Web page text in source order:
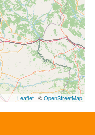
Leaflet | ©OpenStreetMap